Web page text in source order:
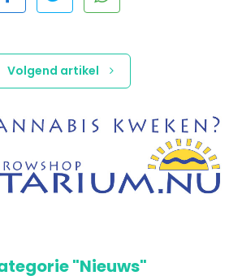
Volgend artikel
"Nieuws"